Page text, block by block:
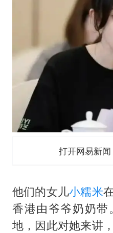
打开网易新
他们的女儿小糯米
香港由爷爷奶奶带
地，因此对她来讲